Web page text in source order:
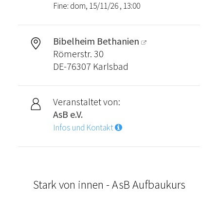
Fine: dom, 15/11/26 , 13:00
Bibelheim Bethanien
Römerstr. 30
DE-76307 Karlsbad
Veranstaltet von:
AsB e.V.
Infos und Kontakt
Stark von innen - AsB Aufbaukurs